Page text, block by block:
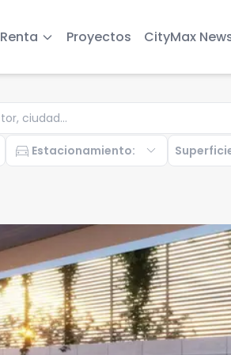
Renta Proyectos CityMax
directions_car Estacionamiento: expand_more